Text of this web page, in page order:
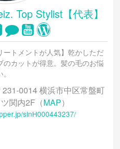
Top Stylist【代表】
ートメントが人気】乾かしただ
カットが得意。髪の毛のお悩
0014 横浜市中区常盤町
関内2F（MAP）
slnH000443237/